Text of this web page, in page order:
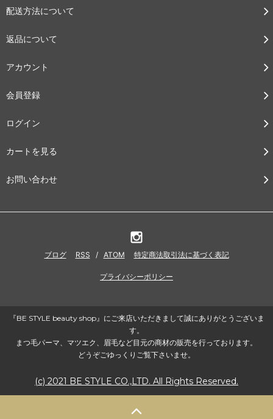
配送方法について
返品について
アカウント
会員登録
ログイン
カートを見る
お問い合わせ
ブログ RSS / ATOM 特定商法取引法に基づく表記
プライバシーポリシー
『BE STYLE beauty shop』にご来店いただきまして誠にありがとうございま
す。
まつ毛パーマ、マツエク、眉毛など目元の商材の販売を行っております。
どうぞごゆっくりご覧下さいませ。
(c) 2021 BE STYLE CO.,LTD. All Rights Reserved.